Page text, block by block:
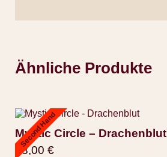
Ähnliche Produkte
Second Hand
Mystic Circle – Drachenblut
28,00 €